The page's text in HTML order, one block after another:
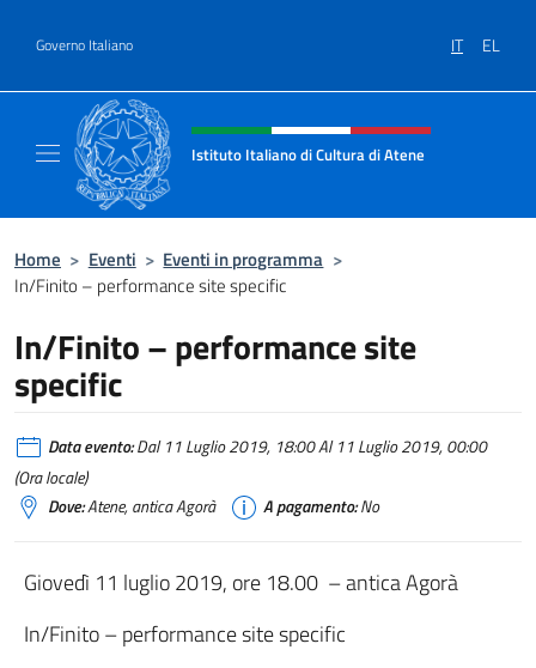
Governo Italiano IT EL
Intestazione sito, social e menù
Istituto Italiano di Cultura di Atene
Home > Eventi > Eventi in programma >
In/Finito – performance site specific
In/Finito – performance site
specific
Data evento:Dal 11 Luglio 2019, 18:00 Al 11 Luglio 2019, 00:00
(Ora locale)
Dove:Atene, antica Agorà A pagamento:No
Giovedì 11 luglio 2019, ore 18.00 – antica Agorà
In/Finito – performance site specific